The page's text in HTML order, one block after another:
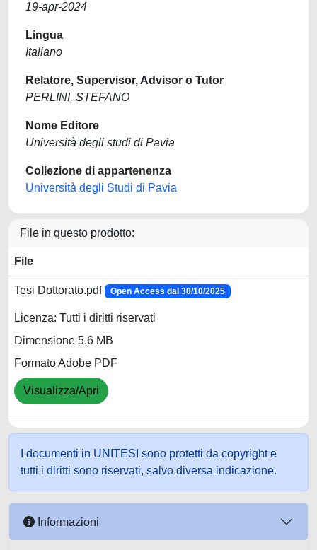
19-apr-2024
Lingua
Italiano
Relatore, Supervisor, Advisor o Tutor
PERLINI, STEFANO
Nome Editore
Università degli studi di Pavia
Collezione di appartenenza
Università degli Studi di Pavia
File in questo prodotto:
File
Tesi Dottorato.pdf Open Access dal 30/10/2025
Licenza: Tutti i diritti riservati
Dimensione 5.6 MB
Formato Adobe PDF
Visualizza/Apri
I documenti in UNITESI sono protetti da copyright e
tutti i diritti sono riservati, salvo diversa indicazione.
Informazioni